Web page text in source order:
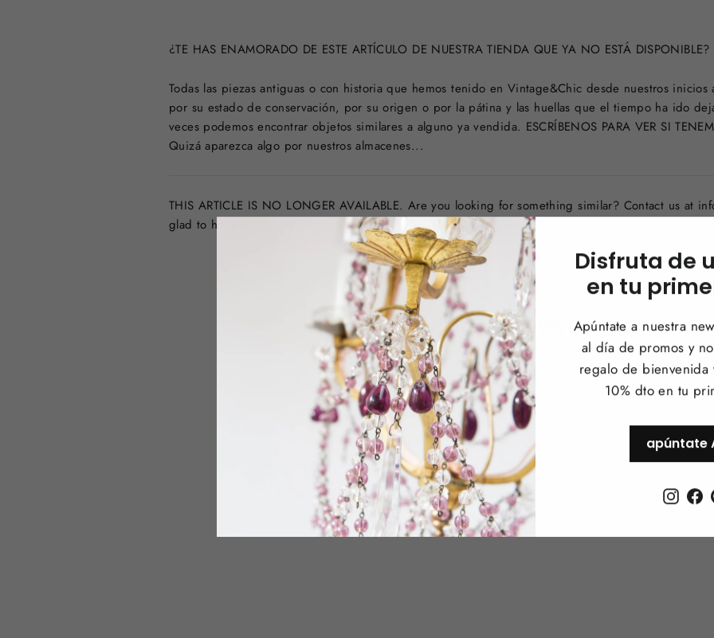
Disfruta de
en tu
Apúntate a nuestra
al día de promos y
regalo de bienvenida
10% dto en tu
apúntate
¿TE HAS ENAMORADO DE ESTE ARTÍCULO DE NUESTRA TIENDA QUE YA NO ESTÁ DISPONIBLE?
Todas las piezas antiguas o con historia que hemos tenido en Vintage&Chic desde nuestros inicios
por su estado de conservación, por su origen o por la pátina y las huellas que el tiempo ha ido
veces podemos encontrar objetos similares a alguno ya vendida. ESCRÍBENOS PARA VER SI
Quizá aparezca algo por nuestros almacenes...
THIS ARTICLE IS NO LONGER AVAILABLE. Are you looking for something similar? Contact us at
glad to help you!
Pensamos que también pueden
AGOTADO